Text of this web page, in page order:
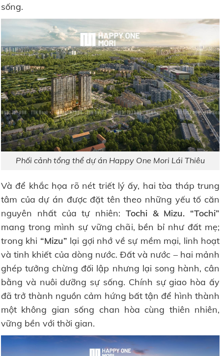
sống.
Phối cảnh tổng thể dự án Happy One Mori Lái Thiêu
Và để khắc họa rõ nét triết lý ấy, hai tòa tháp trung
tâm của dự án được đặt tên theo những yếu tố căn
nguyên nhất của tự nhiên: Tochi & Mizu. “Tochi”
mang trong mình sự vững chãi, bền bỉ như đất mẹ;
trong khi “Mizu” lại gợi nhớ về sự mềm mại, linh hoạt
và tinh khiết của dòng nước. Đất và nước – hai mảnh
ghép tưởng chừng đối lập nhưng lại song hành, cân
bằng và nuôi dưỡng sự sống. Chính sự giao hòa ấy
đã trở thành nguồn cảm hứng bất tận để hình thành
một không gian sống chan hòa cùng thiên nhiên,
vững bền với thời gian.